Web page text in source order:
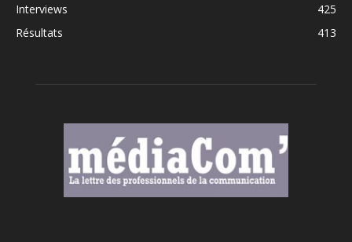
Interviews
425
Résultats
413